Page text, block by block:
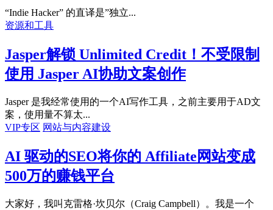
“Indie Hacker” 的直译是”独立...
资源和工具
Jasper解锁 Unlimited Credit！不受限制
使用 Jasper AI协助文案创作
Jasper 是我经常使用的一个AI写作工具，之前主要用于AD文
案，使用量不算太...
VIP专区 网站与内容建设
AI 驱动的SEO将你的 Affiliate网站变成
500万的赚钱平台
大家好，我叫克雷格·坎贝尔（Craig Campbell）。我是一个